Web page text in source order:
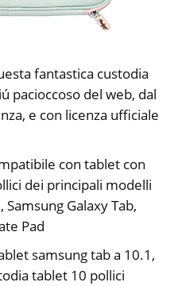
fantastica custodia
pacioccoso del web, dal
e con licenza ufficiale
con tablet con
dei principali modelli
Galaxy Tab,
Pad
samsung tab a 10.1,
tablet 10 pollici